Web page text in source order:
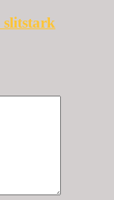
slitstark